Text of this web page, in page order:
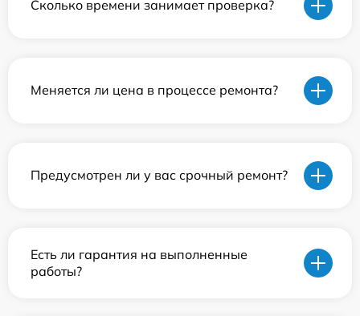
Сколько времени занимает проверка?
Меняется ли цена в процессе ремонта?
Предусмотрен ли у вас срочный ремонт?
Есть ли гарантия на выполненные
работы?